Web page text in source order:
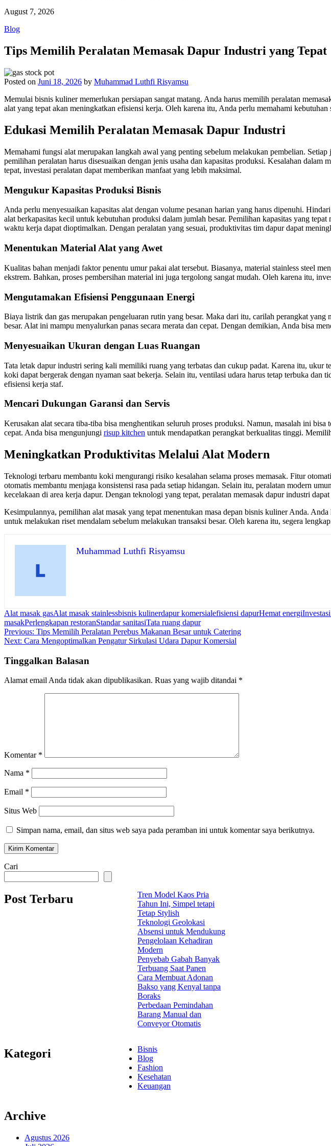
August 7, 2026
Blog
Tips Memilih Peralatan Memasak Dapur Industri yang Tepat
Posted on Juni 18, 2026 by Muhammad Luthfi Risyamsu
Memulai bisnis kuliner memerlukan persiapan sangat matang. Anda harus memilih peralatan
alat yang tepat akan meningkatkan efisiensi kerja. Oleh karena itu, Anda perlu memahami
Edukasi Memilih Peralatan Memasak Dapur Industri
Memahami fungsi alat merupakan langkah awal yang penting sebelum melakukan pembelian.
pemilihan peralatan harus disesuaikan dengan jenis usaha dan kapasitas produksi. Kesalahan
tepat, investasi peralatan dapat memberikan manfaat yang lebih maksimal.
Mengukur Kapasitas Produksi Bisnis
Anda perlu menyesuaikan kapasitas alat dengan volume pesanan harian yang harus dipenuhi.
alat berkapasitas kecil untuk kebutuhan produksi dalam jumlah besar. Pemilihan kapasitas yang
waktu kerja dapat dioptimalkan. Dengan peralatan yang sesuai, produktivitas tim dapur dapat
Menentukan Material Alat yang Awet
Kualitas bahan menjadi faktor penentu umur pakai alat tersebut. Biasanya, material stainless steel
ekstrem. Bahkan, proses pembersihan material ini juga tergolong sangat mudah. Oleh karena itu,
Mengutamakan Efisiensi Penggunaan Energi
Biaya listrik dan gas merupakan pengeluaran rutin yang besar. Maka dari itu, carilah perangkat
besar. Alat ini mampu menyalurkan panas secara merata dan cepat. Dengan demikian, Anda bisa
Menyesuaikan Ukuran dengan Luas Ruangan
Tata letak dapur industri sering kali memiliki ruang yang terbatas dan cukup padat. Karena itu, ukur
koki dapat bergerak dengan nyaman saat bekerja. Selain itu, ventilasi udara harus tetap terbuka dan
efisiensi kerja staf.
Mencari Dukungan Garansi dan Servis
Kerusakan alat secara tiba-tiba bisa menghentikan seluruh proses produksi. Namun, masalah ini
cepat. Anda bisa mengunjungi risup kitchen untuk mendapatkan perangkat berkualitas tinggi.
Meningkatkan Produktivitas Melalui Alat Modern
Teknologi terbaru membantu koki mengurangi risiko kesalahan selama proses memasak. Fitur
otomatis membantu menjaga konsistensi rasa pada setiap hidangan. Selain itu, peralatan modern
kecelakaan di area kerja dapur. Dengan teknologi yang tepat, peralatan memasak dapur industri
Kesimpulannya, pemilihan alat masak yang tepat menentukan masa depan bisnis kuliner Anda.
untuk melakukan riset mendalam sebelum melakukan transaksi besar. Oleh karena itu, segera
Muhammad Luthfi Risyamsu
Alat masak gasAlat masak stainlessbisnis kulinerdapur komersialefisiensi dapurHemat energi
masakPerlengkapan restoranStandar sanitasiTata ruang dapur
Navigasi
pos
Previous: Tips Memilih Peralatan Perebus Makanan Besar untuk Catering
Next: Cara Mengoptimalkan Pengatur Sirkulasi Udara Dapur Komersial
Tinggalkan Balasan
Alamat email Anda tidak akan dipublikasikan. Ruas yang wajib ditandai *
Komentar *
Nama *
Email *
Situs Web
Simpan nama, email, dan situs web saya pada peramban ini untuk komentar saya berikutnya.
Cari
Post Terbaru
Tren Model Kaos Pria
Tahun Ini, Simpel tetapi
Tetap Stylish
Teknologi Geolokasi
Absensi untuk Mendukung
Pengelolaan Kehadiran
Modern
Penyebab Gabah Banyak
Terbuang Saat Panen
Cara Membuat Adonan
Bakso yang Kenyal tanpa
Boraks
Perbedaan Pemindahan
Barang Manual dan
Conveyor Otomatis
Kategori
Bisnis
Blog
Fashion
Kesehatan
Keuangan
Archive
Agustus 2026